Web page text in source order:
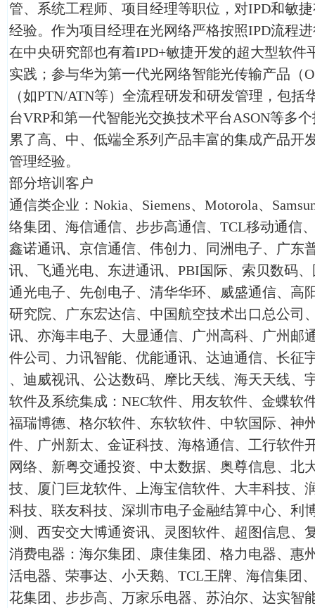
管、系统工程师、项目经理等职位，对IPD和敏
经验。作为项目经理在光网络严格按照IPD流程
在中央研究部也有着IPD+敏捷开发的超大型软件
实践；参与华为第一代光网络智能光传输产品（
（如PTN/ATN等）全流程研发和研发管理，包
台VRP和第一代智能光交换技术平台ASON等多
累了高、中、低端全系列产品丰富的集成产品开
管理经验。
部分培训客户
通信类企业：Nokia、Siemens、Motorola、
络集团、海信通信、步步高通信、TCL移动通信
鑫诺通讯、京信通信、伟创力、同洲电子、广东
讯、飞通光电、东进通讯、PBI国际、索贝数码
通光电子、先创电子、清华华环、威盛通信、高
研究院、广东宏达信、中国航空技术出口总公司
讯、亦海丰电子、大显通信、广州高科、广州邮
件公司、力讯智能、优能通讯、达迪通信、长征
、迪威视讯、公达数码、摩比天线、海天天线、
软件及系统集成：NEC软件、用友软件、金蝶软
福瑞博德、格尔软件、东软软件、中软国际、神
件、广州新太、金证科技、海格通信、工行软件
网络、新粤交通投资、中太数据、奥尊信息、北
技、厦门巨龙软件、上海宝信软件、大丰科技、
科技、联友科技、深圳市电子金融结算中心、利
测、西安交大博通资讯、灵图软件、超图信息、
消费电器：海尔集团、康佳集团、格力电器、惠
活电器、荣事达、小天鹅、TCL王牌、海信集团
花集团、步步高、万家乐电器、苏泊尔、达实智